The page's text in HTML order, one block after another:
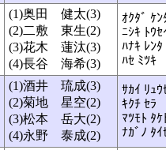
(1)奥田 健太(3)
(2)二敷 東生(2)
(3)花木 蓮汰(3)
(4)長谷 海希(3)
ｵｸﾀﾞ ｹﾝ
ﾆｼｷ ﾄｳｾ
ﾊﾅｷ ﾚﾝﾀ
ﾊｾ ﾐﾂｷ
(1)酒井 琉成(3)
(2)菊地 星空(2)
(3)松本 岳大(2)
(4)永野 泰成(2)
ｻｶｲ ﾘｭｳ
ｷｸﾁ ｾﾗ
ﾏﾂﾓﾄ ﾀｹ
ﾅｶﾞﾉ ﾀｲ